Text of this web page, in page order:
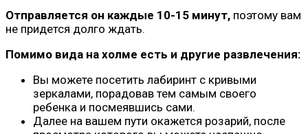
Отправляется он каждые 10-15 минут, поэтому вам
не придется долго ждать.
Помимо вида на холме есть и другие развлечения:
Вы можете посетить лабиринт с кривыми
зеркалами, порадовав тем самым своего
ребенка и посмеявшись сами.
Далее на вашем пути окажется розарий, после